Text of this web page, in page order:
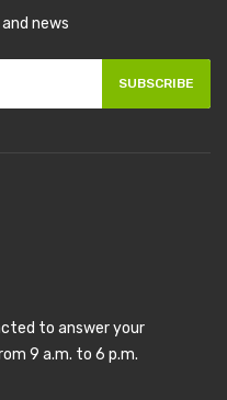
news
SUBSCRIBE
to answer your
9 a.m. to 6 p.m.